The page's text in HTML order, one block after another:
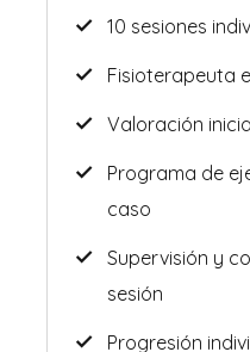
10 sesiones
Fisioterapeuta
Valoración
Programa de
caso
Supervisión y
sesión
Progresión